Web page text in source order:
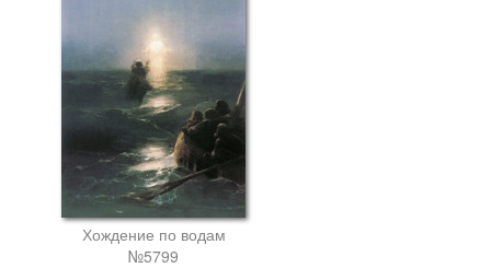
Хождение по водам
№5799